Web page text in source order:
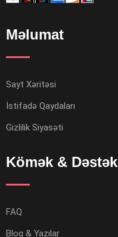
Məlumat
Sayt Xəritəsi
İstifadə Qaydaları
Gizlilik Siyasəti
Kömək & Dəstək
FAQ
Bloq & Yazılar